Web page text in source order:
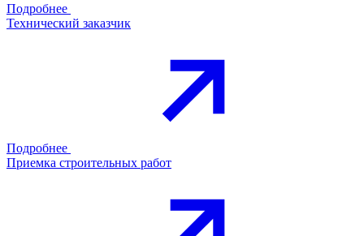
Подробнее
Технический заказчик
Подробнее
Приемка строительных работ